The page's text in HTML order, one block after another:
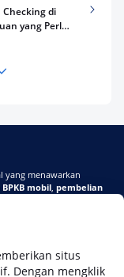
situs
Dengan mengklik
Checking di
yang Perlu
Langsung
yang menawarkan
mobil pembelian